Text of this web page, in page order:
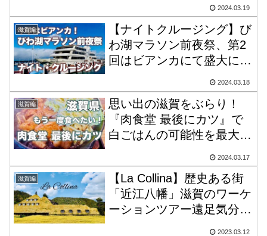
2024.03.19
滋賀編
【ナイトクルージング】び
わ湖マラソン前夜祭、第2
回はビアンカにて盛大に開
2024.03.18
滋賀編
思い出の滋賀をぶらり！
『肉食堂 最後にカツ』で
白ごはんの可能性を最大限
た！
2024.03.17
滋賀編
【La Collina】歴史ある街
「近江八幡」滋賀のワーケ
ーションツアー遠足気分で
2023.03.12